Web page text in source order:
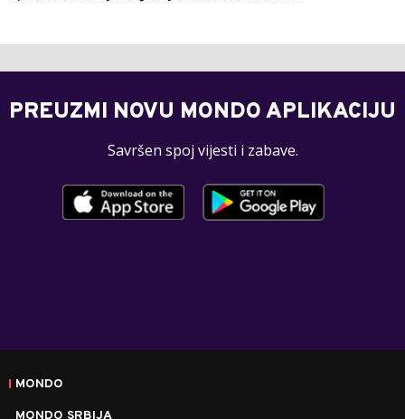
PREUZMI NOVU MONDO APLIKACIJU
Savršen spoj vijesti i zabave.
MONDO
MONDO SRBIJA